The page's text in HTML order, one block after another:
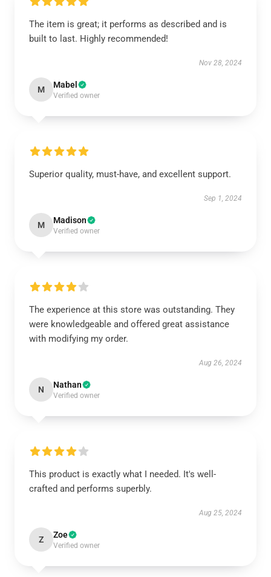
The item is great; it performs as described and is
built to last. Highly recommended!
Nov 28, 2024
M Mabel
Verified owner
Superior quality, must-have, and excellent support.
Sep 1, 2024
M Madison
Verified owner
The experience at this store was outstanding. They
were knowledgeable and offered great assistance
with modifying my order.
Aug 26, 2024
N Nathan
Verified owner
This product is exactly what I needed. It's well-
crafted and performs superbly.
Aug 25, 2024
Z Zoe
Verified owner